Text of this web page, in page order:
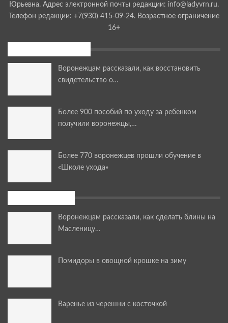
Юрьевна. Адрес электронной почты редакции: info@ladyvrn.ru.
Телефон редакции: +7(930) 415-09-24. Возрастное ограничение
16+
Воронежцам рассказали, как восстановить
свидетельство о…
Более 900 пособий по уходу за ребенком
получили воронежцы,…
Более 770 воронежцев прошли обучение в
«Школе ухода»
Воронежцам рассказали, как сделать блины на
Масленицу…
Помидоры в овощной крошке на зиму
Варенье из черешни с косточкой